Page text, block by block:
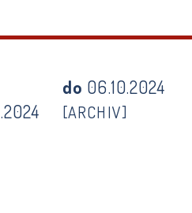
do 06.10.2024
[ARCHIV]